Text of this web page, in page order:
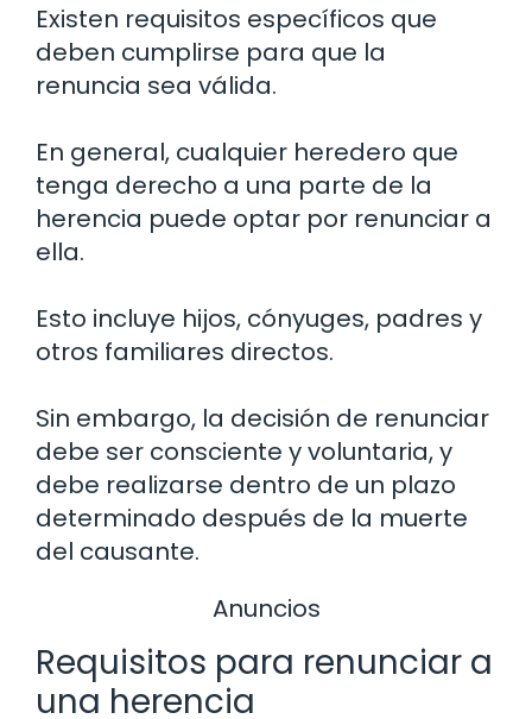
Existen requisitos específicos que
deben cumplirse para que la
renuncia sea válida.
En general, cualquier heredero que
tenga derecho a una parte de la
herencia puede optar por renunciar a
ella.
Esto incluye hijos, cónyuges, padres y
otros familiares directos.
Sin embargo, la decisión de renunciar
debe ser consciente y voluntaria, y
debe realizarse dentro de un plazo
determinado después de la muerte
del causante.
Anuncios
Requisitos para renunciar a
una herencia